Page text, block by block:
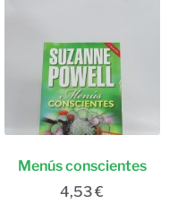
Menús conscientes
4,53€